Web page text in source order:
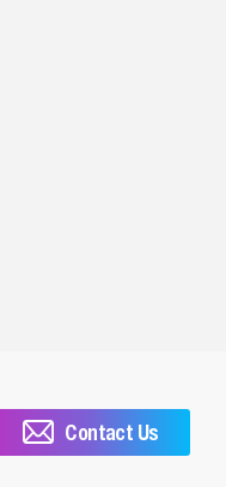
Contact Us